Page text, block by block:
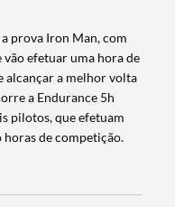
prova Iron Man, com
efetuar uma hora de
alcançar a melhor volta
a Endurance 5h
pilotos, que efetuam
de competição.